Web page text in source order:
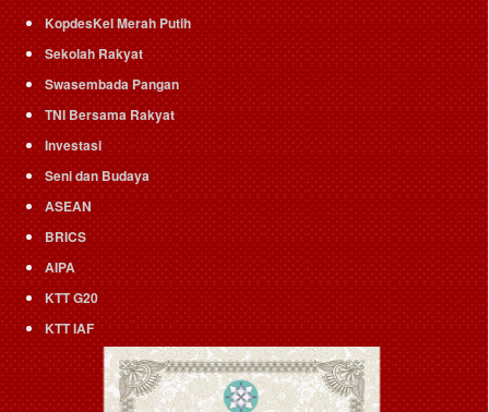
KopdesKel Merah Putih
Sekolah Rakyat
Swasembada Pangan
TNI Bersama Rakyat
Investasi
Seni dan Budaya
ASEAN
BRICS
AIPA
KTT G20
KTT IAF